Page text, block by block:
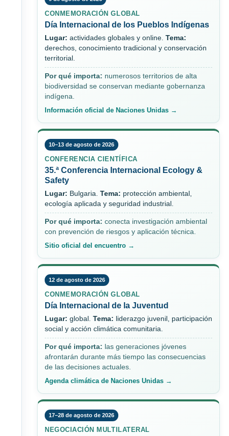
CONMEMORACIÓN GLOBAL
Día Internacional de los Pueblos Indígenas
Lugar: actividades globales y online. Tema:
derechos, conocimiento tradicional y conservación
territorial.
Por qué importa: numerosos territorios de alta
biodiversidad se conservan mediante gobernanza
indígena.
Información oficial de Naciones Unidas →
10–13 de agosto de 2026
CONFERENCIA CIENTÍFICA
35.ª Conferencia Internacional Ecology &
Safety
Lugar: Bulgaria. Tema: protección ambiental,
ecología aplicada y seguridad industrial.
Por qué importa: conecta investigación ambiental
con prevención de riesgos y aplicación técnica.
Sitio oficial del encuentro →
12 de agosto de 2026
CONMEMORACIÓN GLOBAL
Día Internacional de la Juventud
Lugar: global. Tema: liderazgo juvenil, participación
social y acción climática comunitaria.
Por qué importa: las generaciones jóvenes
afrontarán durante más tiempo las consecuencias
de las decisiones actuales.
Agenda climática de Naciones Unidas →
17–28 de agosto de 2026
NEGOCIACIÓN MULTILATERAL